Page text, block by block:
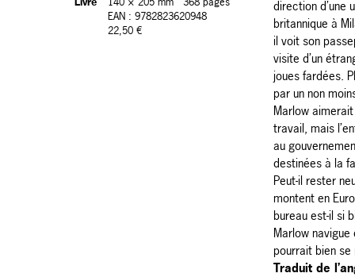
EAN : 9782823620948
22,50 €
direction d’une
britannique à
il voit son
visite d’un
joues fardées.
par un non
Marlow
travail, mais
au
destinées à la
Peut-il rester
montent en
bureau est-il si
Marlow
pourrait bien
Traduit de